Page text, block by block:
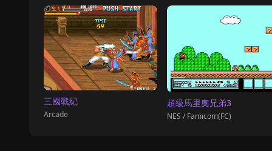
三國戰紀
Arcade
超級馬里奧兄弟3
NES / Famicom(FC)